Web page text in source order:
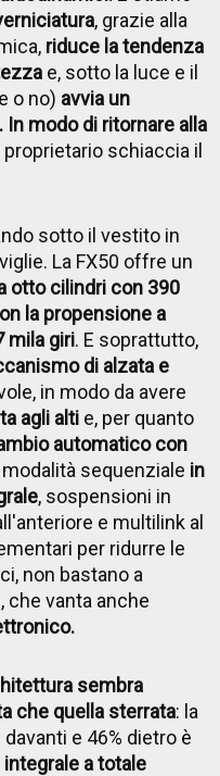
, grazie alla
riduce la tendenza
e, sotto la luce e il
o no) avvia un
modo di ritornare alla
schiaccia il
sotto il vestito in
La FX50 offre un
otto cilindri con 390
la propensione a
mila giri. E soprattutto,
di alzata e
in modo da avere
agli alti e, per quanto
automatico con
modalità sequenziale in
, sospensioni in
e multilink al
per ridurre le
non bastano a
che vanta anche
sembra
che quella sterrata: la
e 46% dietro è
a totale